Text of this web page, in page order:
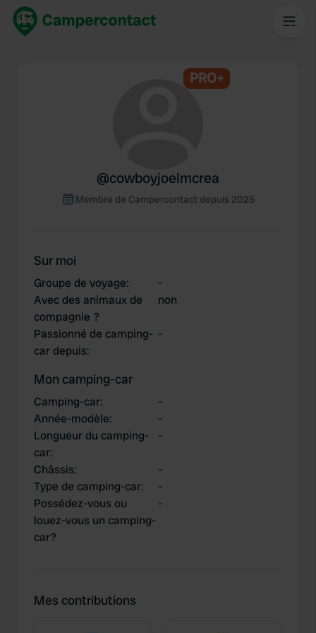
PRO+
@cowboyjoelmcrea
Membre de Campercontact depuis 2025
Sur moi
Groupe de voyage:
-
Avec des animaux de
compagnie ?
non
Passionné de camping-
car depuis:
-
Mon camping-car
Camping-car:
-
Année-modèle:
-
Longueur du camping-
car:
-
Châssis:
-
Type de camping-car:
-
Possédez-vous ou
louez-vous un camping-
car?
-
Mes contributions